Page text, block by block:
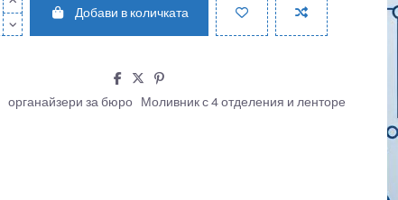
Добави в количката
органайзери за бюро Моливник с 4 отделения и ленторе